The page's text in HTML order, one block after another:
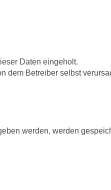
Daten eingeholt.
dem Betreiber selbst
werden, werden